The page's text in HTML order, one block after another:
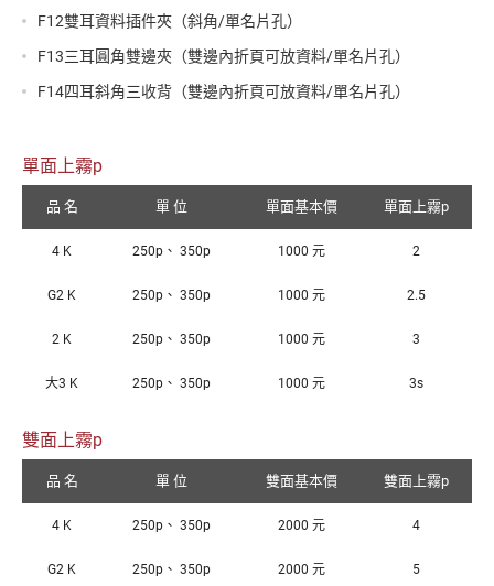
F12雙耳資料插件夾（斜角/單名片孔）
F13三耳圓角雙邊夾（雙邊內折頁可放資料/單名片孔）
F14四耳斜角三收背（雙邊內折頁可放資料/單名片孔）
單面上霧p
品 名 單 位 單面基本價 單面上霧p
4 K 250p、 350p 1000 元 2
G2 K 250p、 350p 1000 元 2.5
2 K 250p、 350p 1000 元 3
大3 K 250p、 350p 1000 元 3s
雙面上霧p
品 名 單 位 雙面基本價 雙面上霧p
4 K 250p、 350p 2000 元 4
G2 K 250p、 350p 2000 元 5